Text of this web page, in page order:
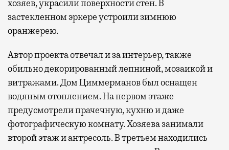
хозяев, украсили поверхности стен. В
застекленном эркере устроили зимнюю
оранжерею.
Автор проекта отвечал и за интерьер, также
обильно декорированный лепниной, мозаикой и
витражами. Дом Циммерманов был оснащен
водяным отоплением. На первом этаже
предусмотрели прачечную, кухню и даже
фотографическую комнату. Хозяева занимали
второй этаж и антресоль. В третьем находились